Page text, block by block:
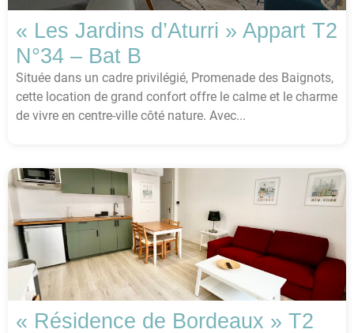
« Les Jardins d’Aturri » Appart T2
N°34 – Bat B
Située dans un cadre privilégié, Promenade des Baignots,
cette location de grand confort offre le calme et le charme
de vivre en centre-ville côté nature. Avec...
« Résidence de Bordeaux » T2